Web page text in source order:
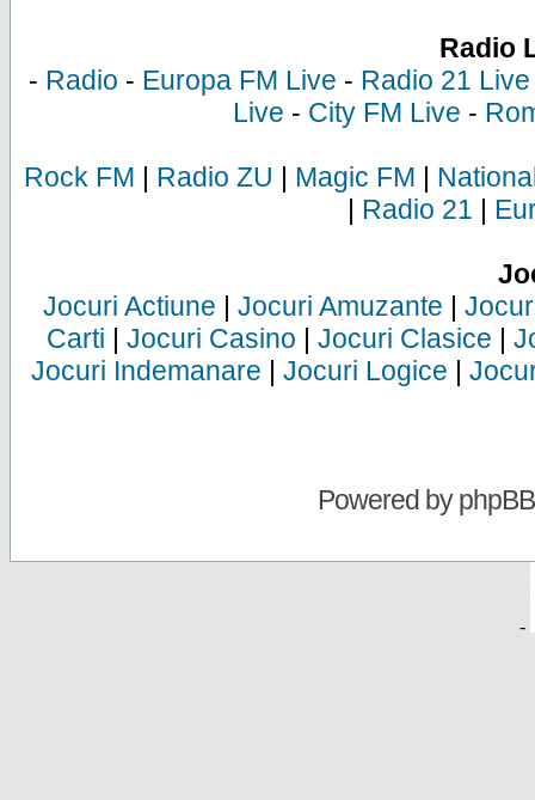
Radio
- Radio - Europa FM Live - Radio 21 Live
Live - City FM Live -
Rock FM | Radio ZU | Magic FM |
| Radio 21 |
Jocuri Actiune | Jocuri Amuzante |
Carti | Jocuri Casino | Jocuri Clasice |
Jocuri Indemanare | Jocuri Logice |
Powered byphpBB
-